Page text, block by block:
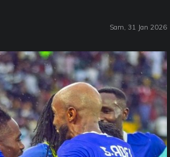
Sam, 31 Jan 2026